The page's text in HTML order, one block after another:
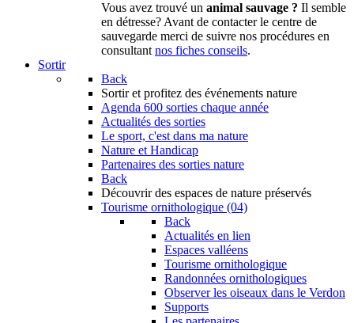
Vous avez trouvé un animal sauvage ? Il semble
en détresse? Avant de contacter le centre de
sauvegarde merci de suivre nos procédures en
consultant nos fiches conseils.
Sortir
Back
Sortir et profitez des événements nature
Agenda 600 sorties chaque année
Actualités des sorties
Le sport, c'est dans ma nature
Nature et Handicap
Partenaires des sorties nature
Back
Découvrir des espaces de nature préservés
Tourisme ornithologique (04)
Back
Actualités en lien
Espaces valléens
Tourisme ornithologique
Randonnées ornithologiques
Observer les oiseaux dans le Verdon
Supports